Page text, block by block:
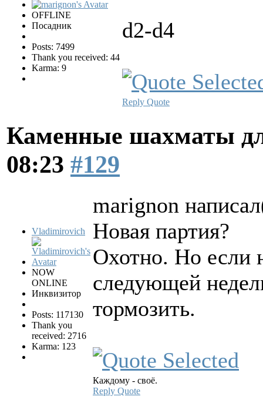
OFFLINE
Посадник
Posts: 7499
Thank you received: 44
Karma: 9
d2-d4
Reply Quote
Каменные шахматы
08:23 #129
Vladimirovich
NOW
ONLINE
Инквизитор
Posts: 117130
Thank you
received: 2716
Karma: 123
marignon
Новая партия?
Охотно. Но если
следующей
тормозить.
Каждому - своё.
Reply Quote